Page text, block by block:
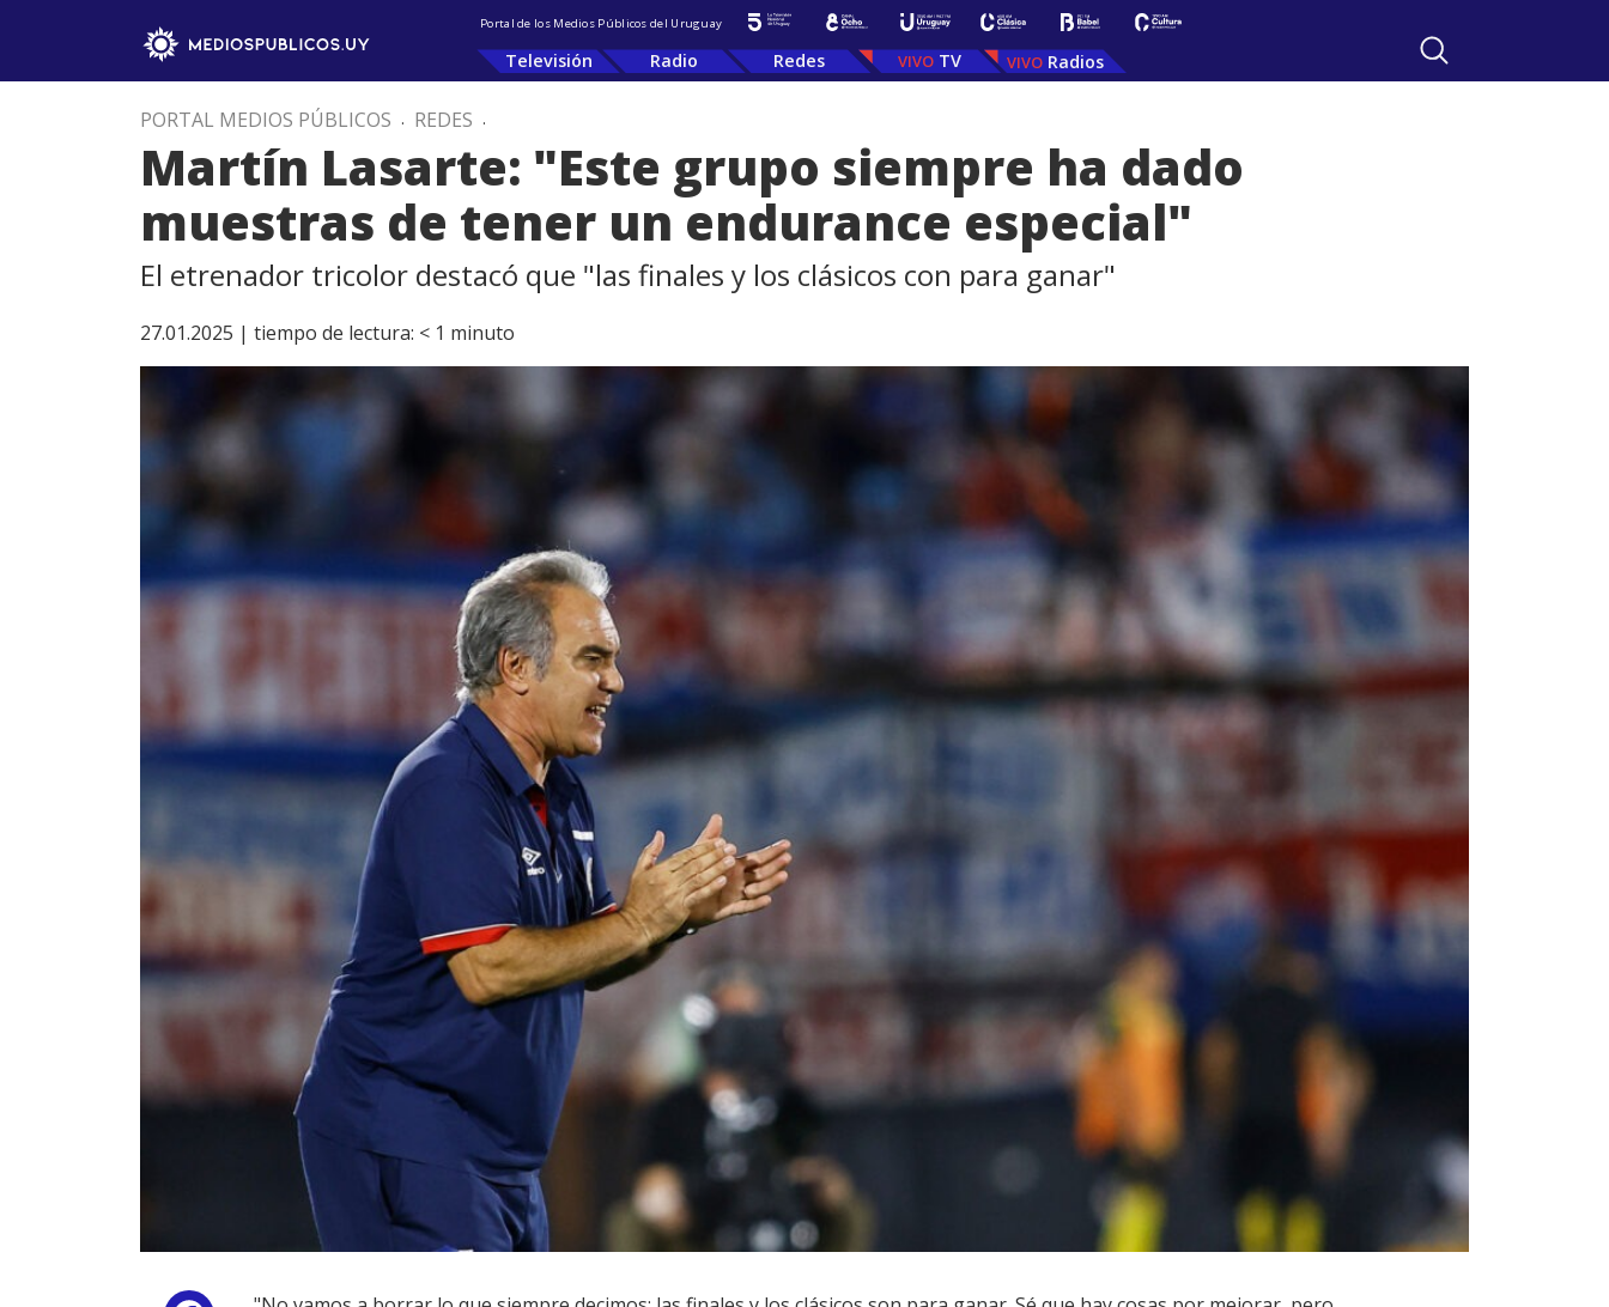
Portal de los Medios Públicos del Uruguay
Televisión Radio Redes TV Radios
PORTAL MEDIOS PÚBLICOS . REDES .
Martín Lasarte: "Este grupo siempre ha dado
muestras de tener un endurance especial"
El etrenador tricolor destacó que "las finales y los clásicos con para ganar"
27.01.2025 | tiempo de lectura: < 1 minuto